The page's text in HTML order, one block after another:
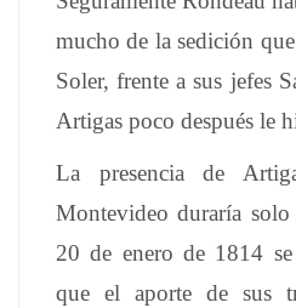
mucho de la sedición
Soler, frente a sus jefes
Artigas poco después le
La presencia de
Montevideo duraría solo
20 de enero de 1814
que el aporte de sus